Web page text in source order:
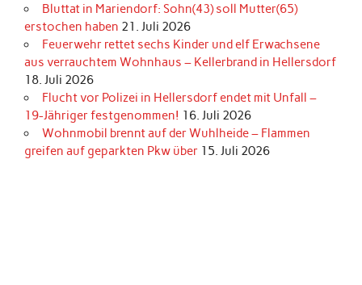
Bluttat in Mariendorf: Sohn(43) soll Mutter(65)
erstochen haben 21. Juli 2026
Feuerwehr rettet sechs Kinder und elf Erwachsene
aus verrauchtem Wohnhaus – Kellerbrand in Hellersdorf
18. Juli 2026
Flucht vor Polizei in Hellersdorf endet mit Unfall –
19-Jähriger festgenommen! 16. Juli 2026
Wohnmobil brennt auf der Wuhlheide – Flammen
greifen auf geparkten Pkw über 15. Juli 2026